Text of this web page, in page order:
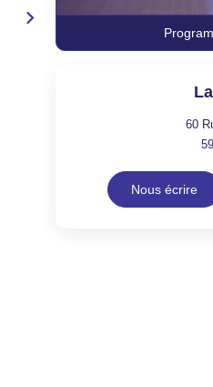
60
Nous écrire